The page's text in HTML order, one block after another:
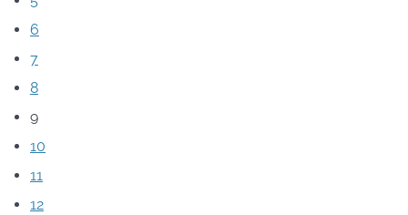
6
7
8
9
10
11
12